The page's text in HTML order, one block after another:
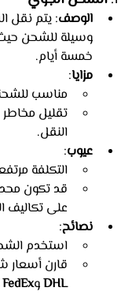
الوصف: يتم نقل
وسيلة للشحن حيث
خمسة أيام.
مزايا:
مناسب
تقليل
النقل.
عيوب:
التكلفة
قد تكون
على تكاليف
نصائح:
استخدم
قارن أسعار
DHL وFedEx